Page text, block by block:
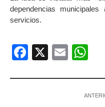
dependencias
servicios.
Facebook
X Email